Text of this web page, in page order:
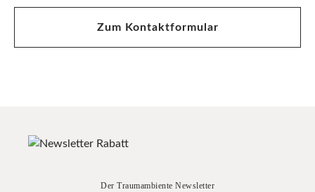
Zum Kontaktformular
Der Traumambiente Newsletter